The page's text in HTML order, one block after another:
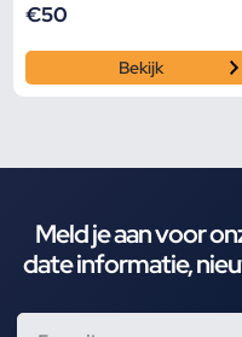
€50
Bekijk
Meld je aan voor
date informatie,